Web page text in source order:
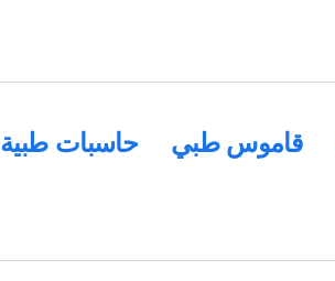
قاموس طبي
حاسبات طبية